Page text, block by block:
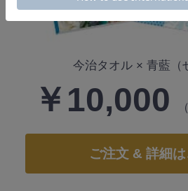
今治タオル × 青藍（
￥10,000
ご注文 & 詳細